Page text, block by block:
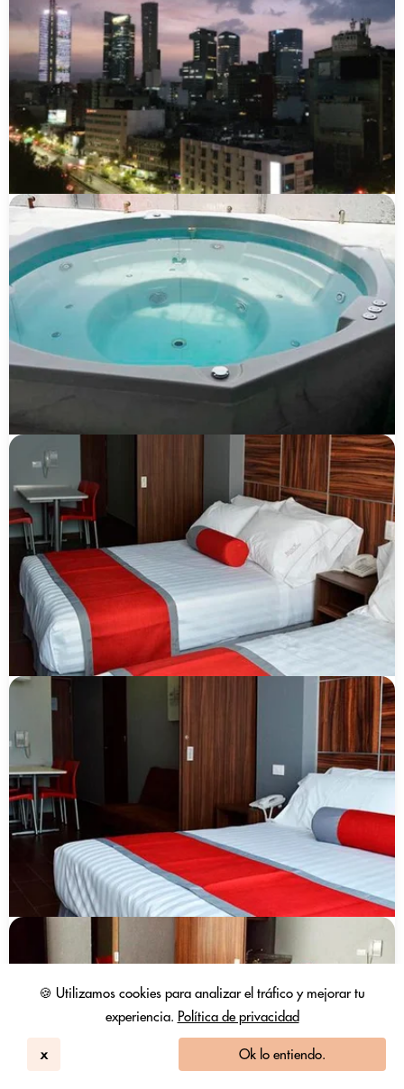
🍪 Utilizamos cookies para analizar el tráfico y mejorar tu
experiencia. Política de privacidad
x Ok lo entiendo.